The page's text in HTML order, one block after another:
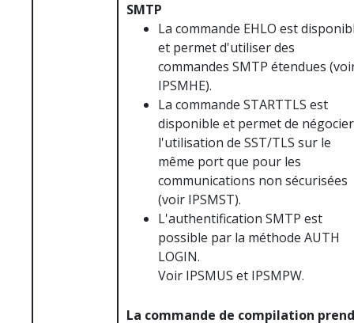
SMTP
La commande EHLO est
et permet d'utiliser des
commandes SMTP étendues
IPSMHE).
La commande STARTTLS est
disponible et permet de négocier
l'utilisation de SST/TLS sur le
même port que pour les
communications non sécurisées
(voir IPSMST).
L'authentification SMTP est
possible par la méthode AUTH
LOGIN.
Voir IPSMUS et IPSMPW.
La commande de compilation prend